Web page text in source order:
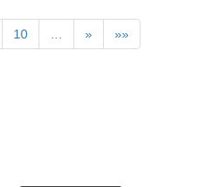
10 … » »»